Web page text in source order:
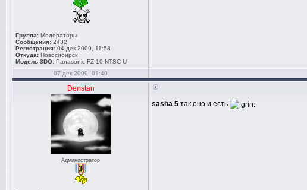
Группа: Модераторы
Сообщения: 2432
Регистрация: 04 дек 2009, 11:58
Откуда: Новосибирск
Модель 3DO: Panasonic FZ-10 NTSC-U
07 дек 2009, 01:40
Denstan
Администратор
sasha 5 так оно и есть